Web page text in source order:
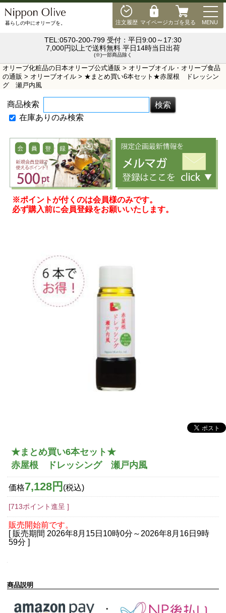
注文履歴 マイページカゴを見る MENU
暮らしの中にオリーブを。
TEL:0570-200-799 受付：平日9:00～17:30
7,000円以上で送料無料 平日14時当日出荷
(※)一部商品除く
オリーブ化粧品の日本オリーブ公式通販 > オリーブオイル・オリーブ食品
の通販 > オリーブオイル > ★まとめ買い6本セット★赤屋根 ドレッシン
グ 瀬戸内風
商品検索
在庫ありのみ検索
※ポイントが付くのは会員様のみです。
必ず購入前に会員登録をお願いいたします。
★まとめ買い6本セット★
赤屋根 ドレッシング 瀬戸内風
価格7,128円 (税込)
[713ポイント進呈 ]
販売開始前です。
[ 販売期間 2026年8月15日10時0分 ～ 2026年8月16日9時
59分 ]
商品説明